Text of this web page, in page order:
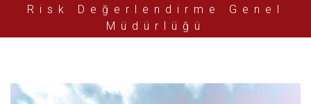
Risk Değerlendirme Genel
Müdürlüğü